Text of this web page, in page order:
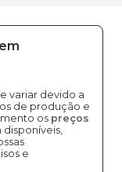
em
variar devido a
de produção e
os preços
disponíveis,
e